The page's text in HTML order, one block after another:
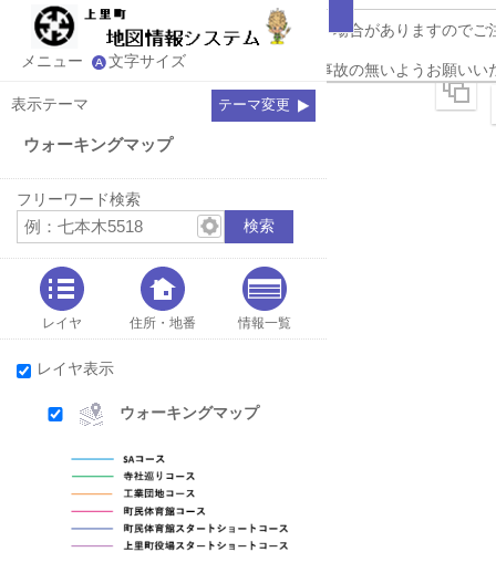
メニュー 文字サイズ
表示テーマ テーマ変更
ウォーキングマップ
フリーワード検索
レイヤ 住所・地番 情報一覧
レイヤ表示
ウォーキングマップ
コースについては工事等により使用できない場合がありますのでご
い。また、
ウォーキングの際には交通ルールを守り、事故の無いようお願いい